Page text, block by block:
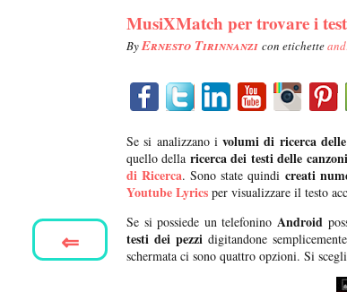
MusiXMatch per trovare i
ByErnesto Tirinnanzi con etichette
Se si analizzano ivolumi di ricerca
quello della ricerca dei testi delle
di Ricerca. Sono state quindi creati
Youtube Lyrics per visualizzare il testo
Se si possiede un telefonino Android
testi dei pezzi digitandone
schermata ci sono quattro opzioni. Si
⇐